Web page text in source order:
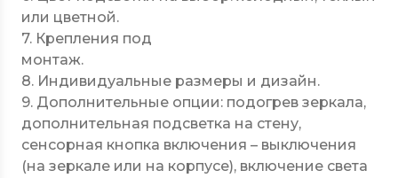
или цветной.
7. Крепления под
монтаж.
8. Индивидуальные размеры и дизайн.
9. Дополнительные опции: подогрев зеркала,
дополнительная подсветка на стену,
сенсорная кнопка включения – выключения
(на зеркале или на корпусе), включение света